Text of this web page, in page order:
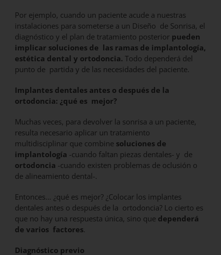
Por ejemplo, cuando un paciente acude a nuestras
instalaciones para someterse a un Diseño de Sonrisa, el
diagnóstico y el plan de tratamiento posterior pueden
implicar soluciones de las ramas de implantología,
estética dental y ortodoncia. Todo dependerá del
punto de partida y de las necesidades del paciente.
Implantes dentales antes o después de la
ortodoncia: ¿qué es mejor?
Muchas veces, para devolver la sonrisa a un paciente,
resulta necesario aplicar un tratamiento
multidisciplinar que combine soluciones de
implantología -cuando faltan piezas dentales- y de
ortodoncia -cuando existen problemas de oclusión o
de alineamiento dental-.
Entonces… ¿qué es mejor? ¿Colocar los implantes
dentales antes o después de la ortodoncia? Lo cierto es
que no hay una respuesta única, sino que dependerá
de varios factores.
Diagnóstico previo